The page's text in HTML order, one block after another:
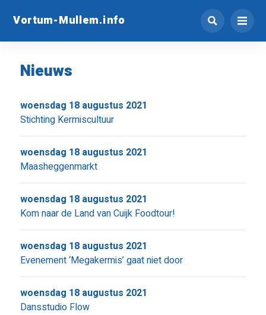
Vortum-Mullem.info
Nieuws
Stichting Kermiscultuur
woensdag 18 augustus 2021
Maasheggenmarkt
woensdag 18 augustus 2021
Kom naar de Land van Cuijk Foodtour!
woensdag 18 augustus 2021
Evenement ‘Megakermis’ gaat niet door
woensdag 18 augustus 2021
Dansstudio Flow
woensdag 18 augustus 2021